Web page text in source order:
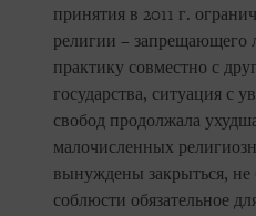
принятия в 2011 г.
религии –
практику совместно с
государства, ситуация с
свобод продолжала
малочисленных
вынуждены закрыться, не
соблюсти обязательное